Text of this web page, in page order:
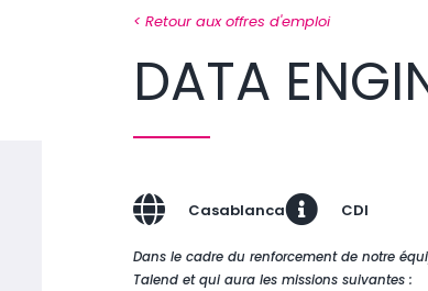
< Retour aux offres d'emploi
DATA
Casablanca CDI
Dans le cadre du renforcement de notre
Talend et qui aura les missions suivantes :